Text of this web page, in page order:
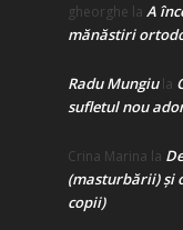
gheorghe la A
mănăstiri
Radu Mungiula
sufletul nou
Crina Marina la
(masturbării) şi
copii)